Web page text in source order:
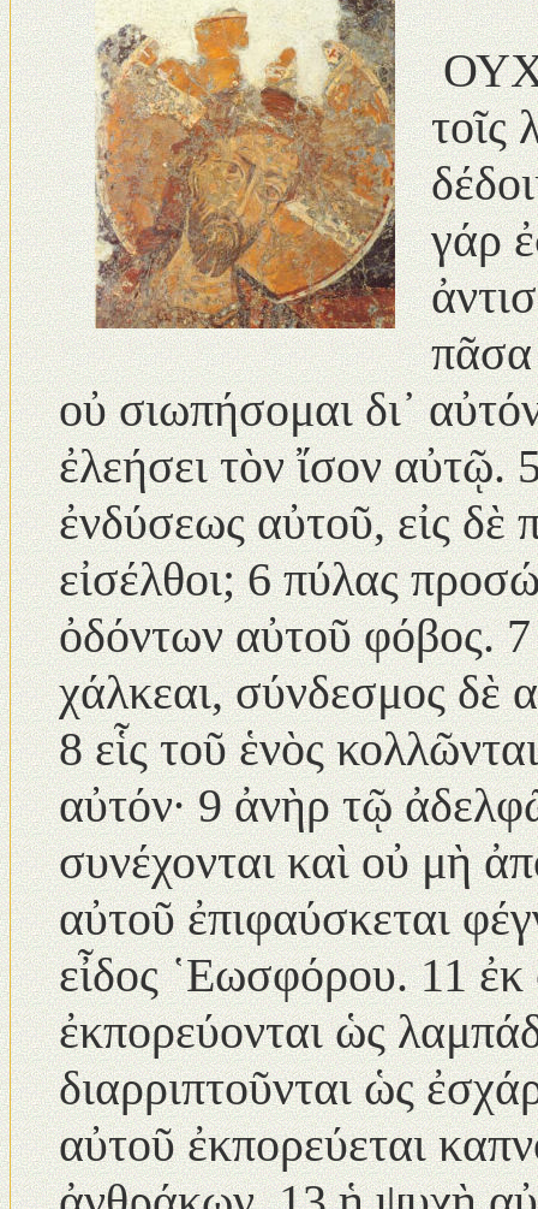
ΟΥΧ
τοῖς
γάρ
πᾶσα
οὐ σιωπήσομαι δι᾿
ἐλεήσει τὸν ἴσον αὐτῷ.
ἐνδύσεως αὐτοῦ, εἰς δὲ
εἰσέλθοι; 6 πύλας
ὀδόντων αὐτοῦ φόβος.
χάλκεαι, σύνδεσμος δὲ
8 εἷς τοῦ ἑνὸς
αὐτόν· 9 ἀνὴρ τῷ
συνέχονται καὶ οὐ μὴ
αὐτοῦ ἐπιφαύσκεται
εἶδος ῾Εωσφόρου. 11
ἐκπορεύονται ὡς
διαρριπτοῦνται ὡς
αὐτοῦ ἐκπορεύεται